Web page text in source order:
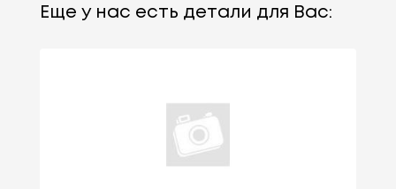
Еще у нас есть детали для Вас: